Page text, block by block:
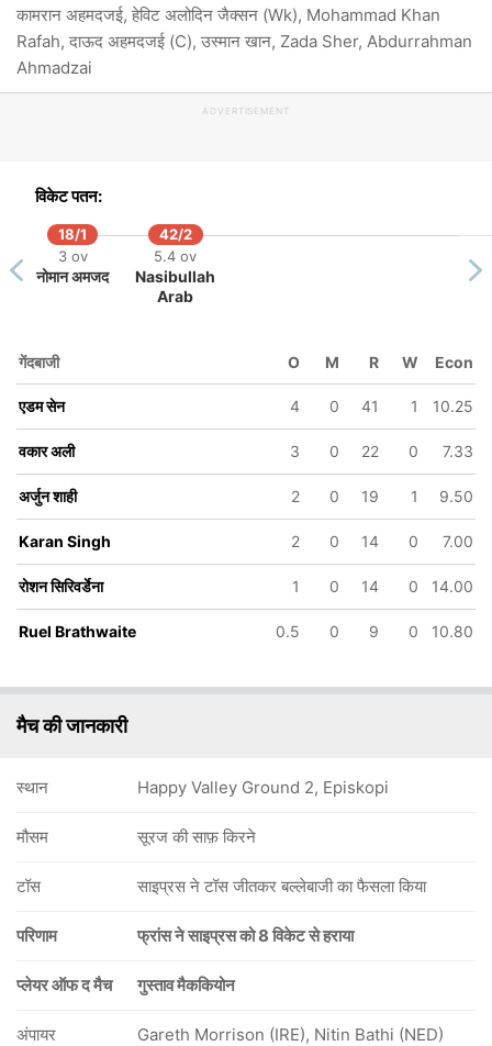
17.4 ov
एडम सेन
20 ov
कामरान अहमदजई, हेविट अलोदिन जैक्सन (Wk), Mohammad Khan
Rafah, दाऊद अहमदजई (C), उस्मान खान, Zada Sher, Abdurrahman
Ahmadzai
ADVERTISEMENT
विकेट पतन:
18/1
3 ov
नोमान अमजद
42/2
5.4 ov
Nasibullah
Arab
गेंदबाजी O M R W Econ
एडम सेन 4 0 41 1 10.25
वकार अली 3 0 22 0 7.33
अर्जुन शाही 2 0 19 1 9.50
Karan Singh 2 0 14 0 7.00
रोशन सिरिवर्डेना 1 0 14 0 14.00
Ruel Brathwaite 0.5 0 9 0 10.80
मैच की जानकारी
स्थान Happy Valley Ground 2, Episkopi
मौसम सूरज की साफ़ किरने
टॉस साइप्रस ने टॉस जीतकर बल्लेबाजी का फैसला किया
परिणाम फ्रांस ने साइप्रस को 8 विकेट से हराया
प्लेयर ऑफ द मैच गुस्ताव मैककियोन
अंपायर Gareth Morrison (IRE), Nitin Bathi (NED)